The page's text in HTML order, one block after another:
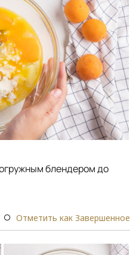
блендером до
Отметить как Завершенное